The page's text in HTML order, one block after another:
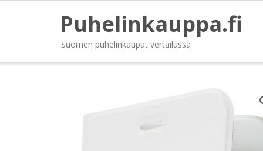
Puhelinkauppa.fi
Suomen puhelinkaupat vertailussa